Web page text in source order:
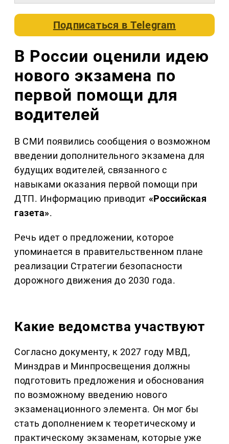
Подписаться вTelegram
В России оценили идею
нового экзамена по
первой помощи для
водителей
В СМИ появились сообщения о возможном
введении дополнительного экзамена для
будущих водителей, связанного с
навыками оказания первой помощи при
ДТП. Информацию приводит «Российская
газета».
Речь идет о предложении, которое
упоминается в правительственном плане
реализации Стратегии безопасности
дорожного движения до 2030 года.
Какие ведомства участвуют
Согласно документу, к 2027 году МВД,
Минздрав и Минпросвещения должны
подготовить предложения и обоснования
по возможному введению нового
экзаменационного элемента. Он мог бы
стать дополнением к теоретическому и
практическому экзаменам, которые уже